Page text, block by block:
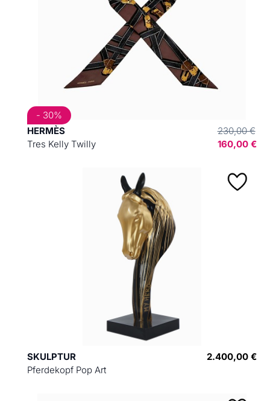
HERMÈS
Tres Kelly Twilly
230,00 €
160,00 €
- 30%
SKULPTUR
Pferdekopf Pop Art
2.400,00 €